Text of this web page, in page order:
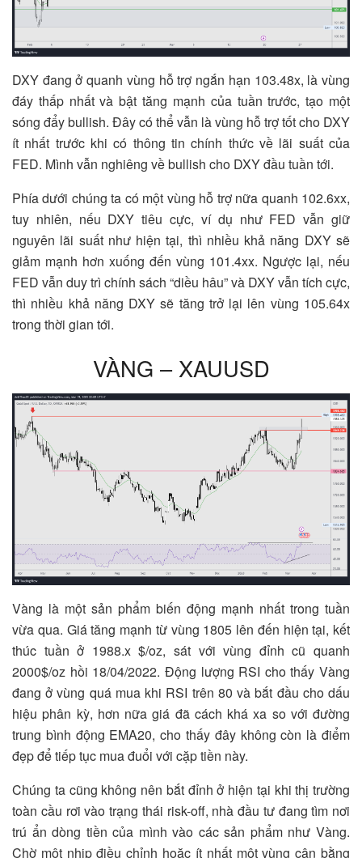
DXY đang ở quanh vùng hỗ trợ ngắn hạn 103.48x, là vùng
đáy thấp nhất và bật tăng mạnh của tuần trước, tạo một
sóng đẩy bullish. Đây có thể vẫn là vùng hỗ trợ tốt cho DXY
ít nhất trước khi có thông tin chính thức về lãi suất của
FED. Mình vẫn nghiêng về bullish cho DXY đầu tuần tới.
Phía dưới chúng ta có một vùng hỗ trợ nữa quanh 102.6xx,
tuy nhiên, nếu DXY tiêu cực, ví dụ như FED vẫn giữ
nguyên lãi suất như hiện tại, thì nhiều khả năng DXY sẽ
giảm mạnh hơn xuống đến vùng 101.4xx. Ngược lại, nếu
FED vẫn duy trì chính sách “diều hâu” và DXY vẫn tích cực,
thì nhiều khả năng DXY sẽ tăng trở lại lên vùng 105.64x
trong thời gian tới.
VÀNG – XAUUSD
Vàng là một sản phẩm biến động mạnh nhất trong tuần
vừa qua. Giá tăng mạnh từ vùng 1805 lên đến hiện tại, kết
thúc tuần ở 1988.x $/oz, sát với vùng đỉnh cũ quanh
2000$/oz hồi 18/04/2022. Động lượng RSI cho thấy Vàng
đang ở vùng quá mua khi RSI trên 80 và bắt đầu cho dấu
hiệu phân kỳ, hơn nữa giá đã cách khá xa so với đường
trung bình động EMA20, cho thấy đây không còn là điểm
đẹp để tiếp tục mua đuổi với cặp tiền này.
Chúng ta cũng không nên bắt đỉnh ở hiện tại khi thị trường
toàn cầu rơi vào trạng thái risk-off, nhà đầu tư đang tìm nơi
trú ẩn dòng tiền của mình vào các sản phẩm như Vàng.
Chờ một nhịp điều chỉnh hoặc ít nhất một vùng cân bằng